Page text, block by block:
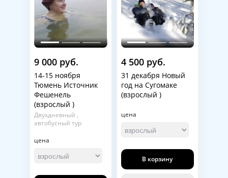
9 000 руб.
14-15 ноября
Тюмень Источник
Фешенель
(взрослый )
Двухдневный ,
автобусный тур
цена
4 500 руб.
31 декабря Новый
год на Сугомаке
(взрослый )
цена
В корзину